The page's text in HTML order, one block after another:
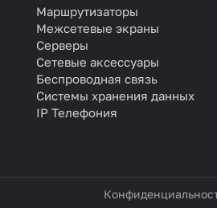
Маршрутизаторы
Межсетевые экраны
Серверы
Сетевые аксессуары
Беспроводная связь
Системы хранения данных
IP Телефония